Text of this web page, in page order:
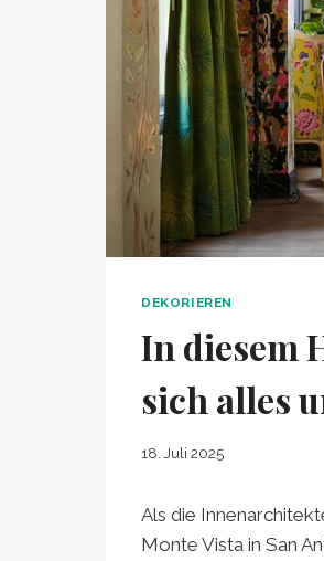
DEKORIEREN
In diesem
sich alles
18. Juli 2025
Als die
Monte Vista in San